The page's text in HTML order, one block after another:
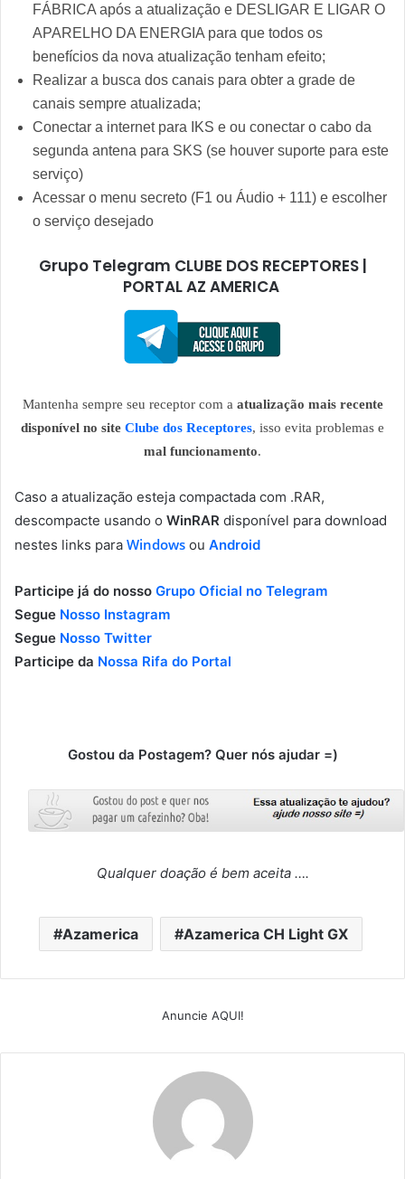
FÁBRICA após a atualização e DESLIGAR E LIGAR O
APARELHO DA ENERGIA para que todos os
benefícios da nova atualização tenham efeito;
Realizar a busca dos canais para obter a grade de
canais sempre atualizada;
Conectar a internet para IKS e ou conectar o cabo da
segunda antena para SKS (se houver suporte para este
serviço)
Acessar o menu secreto (F1 ou Áudio + 111) e escolher
o serviço desejado
Grupo Telegram CLUBE DOS RECEPTORES |
PORTAL AZ AMERICA
Mantenha sempre seu receptor com a atualização mais recente
disponível no site Clube dos Receptores, isso evita problemas e
mal funcionamento.
Caso a atualização esteja compactada com .RAR,
descompacte usando o WinRAR disponível para download
nestes links para Windows ou Android
Participe já do nosso Grupo Oficial no Telegram
Segue Nosso Instagram
Segue Nosso Twitter
Participe da Nossa Rifa do Portal
Gostou da Postagem? Quer nós ajudar =)
Qualquer doação é bem aceita ….
Azamerica Azamerica CH Light GX
Anuncie AQUI!